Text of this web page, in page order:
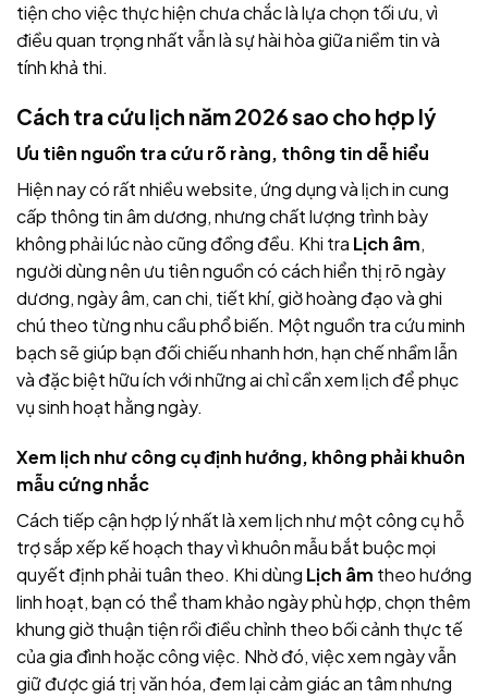
tiện cho việc thực hiện chưa chắc là lựa chọn tối ưu, vì
điều quan trọng nhất vẫn là sự hài hòa giữa niềm tin và
tính khả thi.
Cách tra cứu lịch năm 2026 sao cho hợp lý
Ưu tiên nguồn tra cứu rõ ràng, thông tin dễ hiểu
Hiện nay có rất nhiều website, ứng dụng và lịch in cung
cấp thông tin âm dương, nhưng chất lượng trình bày
không phải lúc nào cũng đồng đều. Khi tra Lịch âm,
người dùng nên ưu tiên nguồn có cách hiển thị rõ ngày
dương, ngày âm, can chi, tiết khí, giờ hoàng đạo và ghi
chú theo từng nhu cầu phổ biến. Một nguồn tra cứu minh
bạch sẽ giúp bạn đối chiếu nhanh hơn, hạn chế nhầm lẫn
và đặc biệt hữu ích với những ai chỉ cần xem lịch để phục
vụ sinh hoạt hằng ngày.
Xem lịch như công cụ định hướng, không phải khuôn
mẫu cứng nhắc
Cách tiếp cận hợp lý nhất là xem lịch như một công cụ hỗ
trợ sắp xếp kế hoạch thay vì khuôn mẫu bắt buộc mọi
quyết định phải tuân theo. Khi dùng Lịch âm theo hướng
linh hoạt, bạn có thể tham khảo ngày phù hợp, chọn thêm
khung giờ thuận tiện rồi điều chỉnh theo bối cảnh thực tế
của gia đình hoặc công việc. Nhờ đó, việc xem ngày vẫn
giữ được giá trị văn hóa, đem lại cảm giác an tâm nhưng